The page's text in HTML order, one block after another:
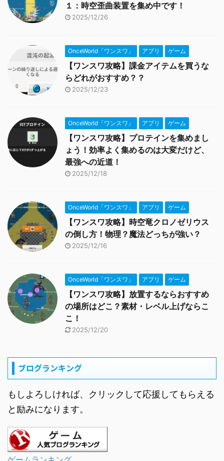
１：時空歪曲装置を集め中です！
2025/12/26
OnceWorld「ワンスワ」 アプリ ゲーム
【ワンスワ攻略】課金アイテムを買うな
らどれがおすすめ？？
2025/12/23
OnceWorld「ワンスワ」 アプリ ゲーム
【ワンスワ攻略】プロテインを集めまし
ょう！効率よく集めるのは大変だけど、
最強への近道！
2025/12/18
OnceWorld「ワンスワ」 アプリ ゲーム
【ワンスワ攻略】時空竜クロノゼリウス
の倒し方！物理？魔法どっちが強い？
2025/12/16
OnceWorld「ワンスワ」 アプリ ゲーム
【ワンスワ攻略】放置するならおすすめ
の場所はどこ？素材・レベル上げならこ
こ！
2025/12/20
ブログランキング
もしよろしければ、クリックして応援してもらえる
と励みになります。